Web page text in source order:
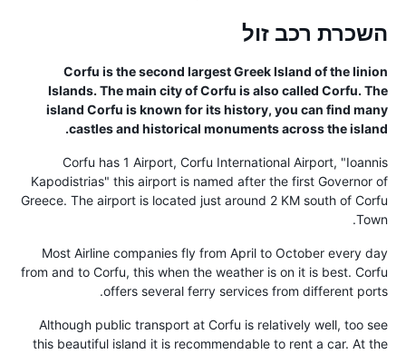
השכרת רכב זול
Corfu is the second largest Greek Island of the Iinion
Islands. The main city of Corfu is also called Corfu. The
island Corfu is known for its history, you can find many
castles and historical monuments across the island.
Corfu has 1 Airport, Corfu International Airport, "Ioannis
Kapodistrias" this airport is named after the first Governor of
Greece. The airport is located just around 2 KM south of Corfu
Town.
Most Airline companies fly from April to October every day
from and to Corfu, this when the weather is on it is best. Corfu
offers several ferry services from different ports.
Although public transport at Corfu is relatively well, too see
this beautiful island it is recommendable to rent a car. At the